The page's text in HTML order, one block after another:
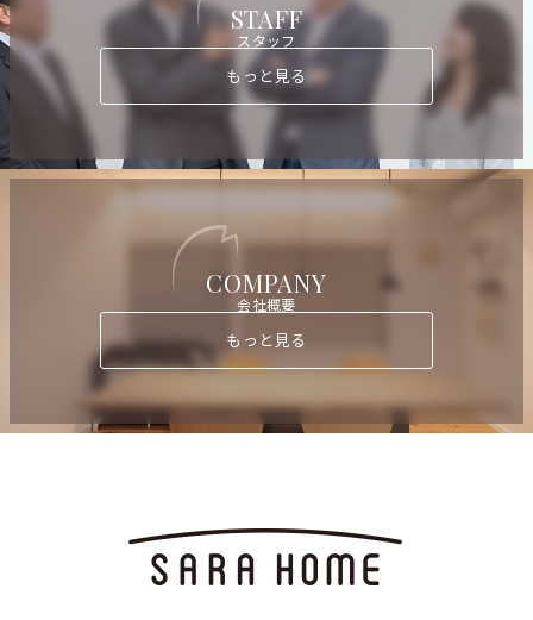
STAFF
スタッフ
もっと見る
COMPANY
会社概要
もっと見る